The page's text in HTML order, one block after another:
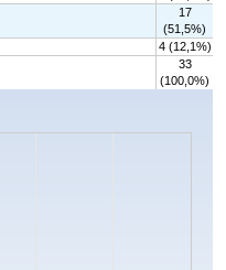
17
(51,5%)
4 (12,1%)
33
(100,0%)